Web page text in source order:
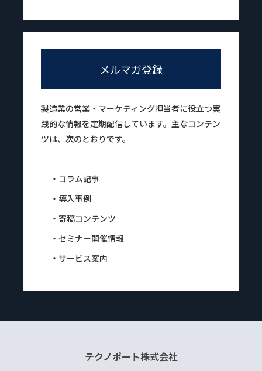
メルマガ登録
製造業の営業・マーケティング担当者に役立つ実
践的な情報を定期配信しています。主なコンテン
ツは、次のとおりです。
・コラム記事
・導入事例
・寄稿コンテンツ
・セミナー開催情報
・サービス案内
テクノポート株式会社